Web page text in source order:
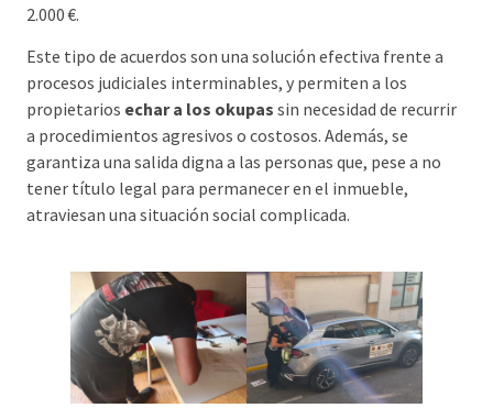
2.000 €.
Este tipo de acuerdos son una solución efectiva frente a
procesos judiciales interminables, y permiten a los
propietarios echar a los okupas sin necesidad de recurrir
a procedimientos agresivos o costosos. Además, se
garantiza una salida digna a las personas que, pese a no
tener título legal para permanecer en el inmueble,
atraviesan una situación social complicada.